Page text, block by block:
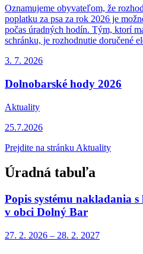
Oznamujeme obyvateľom, že
poplatku za psa za rok 2026 je
počas úradných hodín. Tým, ktorí
schránku, je rozhodnutie doručené
3. 7. 2026
Dolnobarské hody 2026
Aktuality
25.7.2026
Prejdite na stránku Aktuality
Úradná tabuľa
Popis systému nakladania
v obci Dolný Bar
27. 2. 2026 – 28. 2. 2027